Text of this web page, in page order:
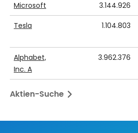
Microsoft 3.144.926
Tesla 1.104.803
Alphabet,
Inc. A
3.962.376
Aktien-Suche